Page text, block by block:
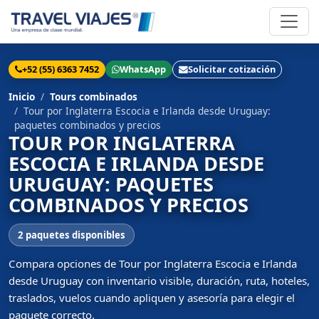
+52 (55) 6363 7452 WhatsApp Solicitar cotización
Inicio
Tours combinados
Tour por Inglaterra Escocia e Irlanda desde Uruguay:
paquetes combinados y precios
TOUR POR INGLATERRA
ESCOCIA E IRLANDA DESDE
URUGUAY: PAQUETES
COMBINADOS Y PRECIOS
2 paquetes disponibles
Compara opciones de Tour por Inglaterra Escocia e Irlanda
desde Uruguay con inventario visible, duración, ruta, hoteles,
traslados, vuelos cuando apliquen y asesoría para elegir el
paquete correcto.